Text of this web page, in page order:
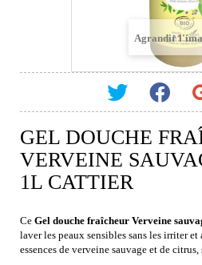
Agrandir
GEL DOUCHE
VERVEINE
1L CATTIER
Ce Gel douche fraîcheur Verveine
laver les peaux sensibles sans les irriter
essences de verveine sauvage et de